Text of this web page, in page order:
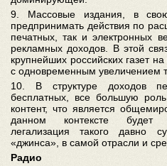
9. Массовые издания, в
предпринимать действия по
печатных, так и электронных
рекламных доходов. В этой
крупнейших российских газет
с одновременным увеличением
10. В структуре доходов
бесплатных, все большую
контент, что является
данном контексте будет
легализация такого давно
«джинса», в самой отрасли и
Радио